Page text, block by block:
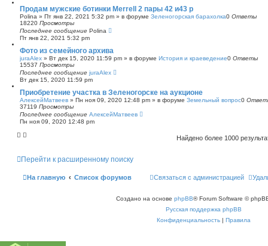
Продам мужские ботинки Merrell 2 пары 42 и43 р
Polina » Пт янв 22, 2021 5:32 pm » в форуме Зеленогорская барахолка0 Ответы
18220 Просмотры
Последнее сообщение Polina
Пт янв 22, 2021 5:32 pm
Фото из семейного архива
juraAlex » Вт дек 15, 2020 11:59 pm » в форуме История и краеведение0 Ответы
15537 Просмотры
Последнее сообщение juraAlex
Вт дек 15, 2020 11:59 pm
Приобретение участка в Зеленогорске на аукционе
АлексейМатвеев » Пн ноя 09, 2020 12:48 pm » в форуме Земельный вопрос0
37119 Просмотры
Последнее сообщение АлексейМатвеев
Пн ноя 09, 2020 12:48 pm
Найдено более 1000
Перейти к расширенному поиску
На главную Список форумов Связаться с администрацией
Создано на основе phpBB® Forum Software ©
Русская поддержка phpBB
Конфиденциальность | Правила